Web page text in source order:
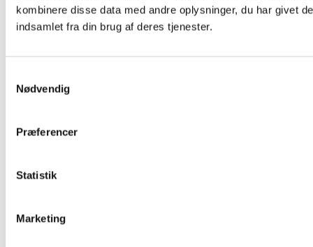
kombinere disse data med andre oplysninger, du har givet
indsamlet fra din brug af deres tjenester.
Nødvendig
Præferencer
Statistik
Marketing